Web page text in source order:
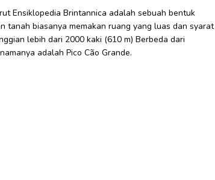
Ensiklopedia Brintannica adalah sebuah bentuk
tanah biasanya memakan ruang yang luas dan syarat
lebih dari 2000 kaki (610 m) Berbeda dari
adalah Pico Cão Grande.